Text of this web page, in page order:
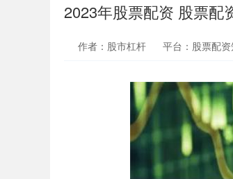
2023年股票配资 股票配
作者：股市杠杆 平台：股票配